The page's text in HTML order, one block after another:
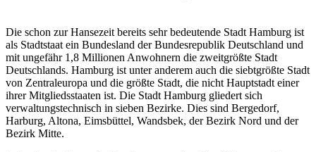
Die schon zur Hansezeit bereits sehr bedeutende Stadt Hamburg ist
als Stadtstaat ein Bundesland der Bundesrepublik Deutschland und
mit ungefähr 1,8 Millionen Anwohnern die zweitgrößte Stadt
Deutschlands. Hamburg ist unter anderem auch die siebtgrößte Stadt
von Zentraleuropa und die größte Stadt, die nicht Hauptstadt einer
ihrer Mitgliedsstaaten ist. Die Stadt Hamburg gliedert sich
verwaltungstechnisch in sieben Bezirke. Dies sind Bergedorf,
Harburg, Altona, Eimsbüttel, Wandsbek, der Bezirk Nord und der
Bezirk Mitte.